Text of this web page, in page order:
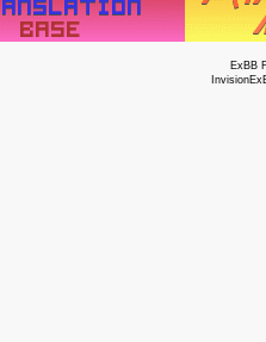
ExBB